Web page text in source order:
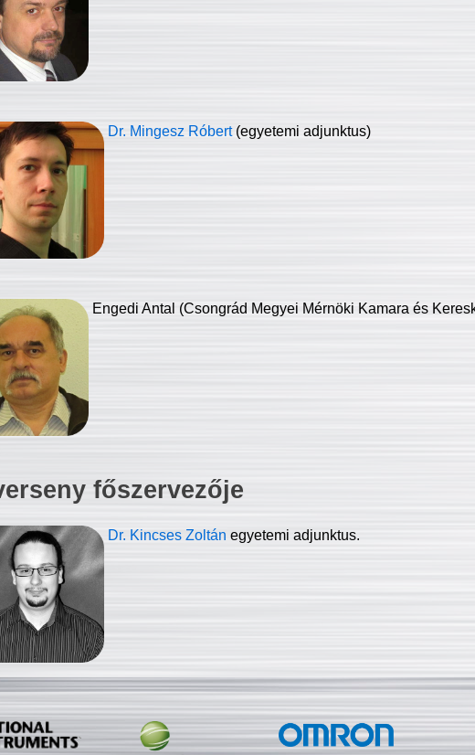
Dr. Mingesz Róbert (egyetemi adjunktus)
Engedi Antal (Csongrád Megyei Mérnöki Kamara és
főszervezője
Dr. Kincses Zoltán egyetemi adjunktus.